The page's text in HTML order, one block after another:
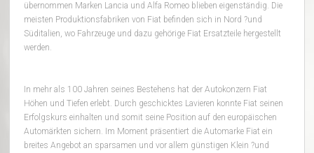
übernommen Marken Lancia und Alfa Romeo blieben eigenständig. Die
meisten Produktionsfabriken von Fiat befinden sich in Nord ?und
Süditalien, wo Fahrzeuge und dazu gehörige Fiat Ersatzteile hergestellt
werden.
In mehr als 100 Jahren seines Bestehens hat der Autokonzern Fiat
Höhen und Tiefen erlebt. Durch geschicktes Lavieren konnte Fiat seinen
Erfolgskurs einhalten und somit seine Position auf den europäischen
Automärkten sichern. Im Moment präsentiert die Automarke Fiat ein
breites Angebot an sparsamen und vor allem günstigen Klein ?und